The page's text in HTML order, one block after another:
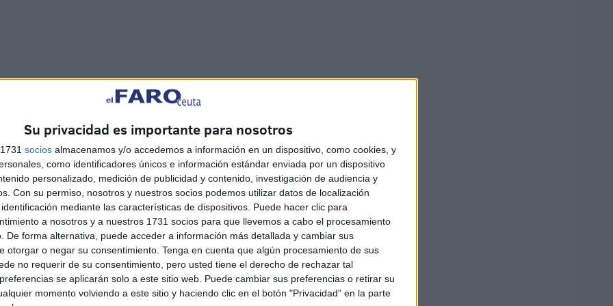
Su privacidad es importante para nosotros
socios almacenamos y/o accedemos a información en un dispositivo, como cookies, y
como identificadores únicos e información estándar enviada por un dispositivo
personalizado, medición de publicidad y contenido, investigación de audiencia y
Con su permiso, nosotros y nuestros socios podemos utilizar datos de localización
mediante las características de dispositivos. Puede hacer clic para
a nosotros y a nuestros 1731 socios para que llevemos a cabo el procesamiento
De forma alternativa, puede acceder a información más detallada y cambiar sus
otorgar o negar su consentimiento. Tenga en cuenta que algún procesamiento de sus
no requerir de su consentimiento, pero usted tiene el derecho de rechazar tal
se aplicarán solo a este sitio web. Puede cambiar sus preferencias o retirar su
momento volviendo a este sitio y haciendo clic en el botón "Privacidad" en la parte
después de que publicasen un vídeo en las redes
sexo con prostitutas en Marrakech a cambio de
de "hijos de puta", mientras les tocaban y
más de dos años,el Ministerio de Interior de
humorista, Ahmed Snusi, más conocido con el apodo
un artículo que publicó hacía más de un año -ahora